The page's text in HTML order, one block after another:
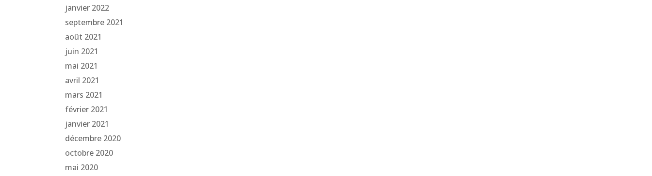
janvier 2022
septembre 2021
août 2021
juin 2021
mai 2021
avril 2021
mars 2021
février 2021
janvier 2021
décembre 2020
octobre 2020
mai 2020